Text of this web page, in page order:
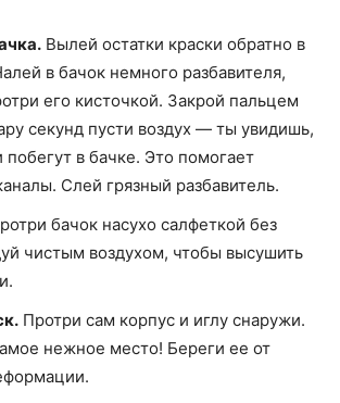
Вылей остатки краски обратно в
в бачок немного разбавителя,
его кисточкой. Закрой пальцем
секунд пусти воздух — ты увидишь,
побегут в бачке. Это помогает
Слей грязный разбавитель.
бачок насухо салфеткой без
чистым воздухом, чтобы высушить
Протри сам корпус и иглу снаружи.
нежное место! Береги ее от